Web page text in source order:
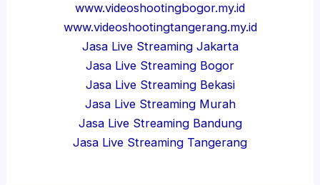
www.videoshootingbogor.my.id
www.videoshootingtangerang.my.id
Jasa Live Streaming Jakarta
Jasa Live Streaming Bogor
Jasa Live Streaming Bekasi
Jasa Live Streaming Murah
Jasa Live Streaming Bandung
Jasa Live Streaming Tangerang